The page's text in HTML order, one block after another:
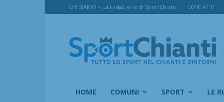
CHI SIAMO – La redazione di SportChianti CONTATTI
SportChianti
HOME COMUNI SPORT LE